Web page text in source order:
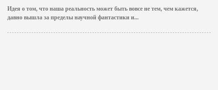
Идея о том, что наша реальность может быть вовсе не тем, чем кажется,
давно вышла за пределы научной фантастики и...